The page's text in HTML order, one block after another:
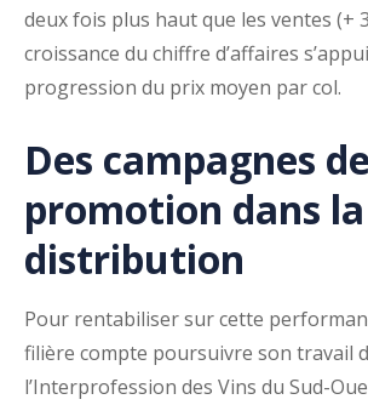
deux fois plus haut que les ventes (+
croissance du chiffre d’affaires
progression du prix moyen par col.
Des campagnes de
promotion dans
distribution
Pour rentabiliser sur cette
filière compte poursuivre son travail
l’Interprofession des Vins du Sud-